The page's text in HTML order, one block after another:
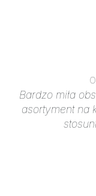
Bardzo miła
asortyment na